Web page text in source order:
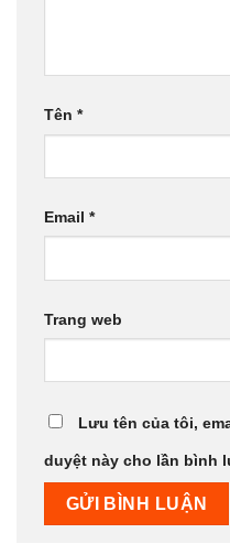
Tên *
Email *
Trang web
Lưu tên của tôi,
duyệt này cho lần bình